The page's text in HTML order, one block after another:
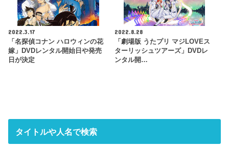
2022.3.17
「名探偵コナン ハロウィンの花
嫁」DVDレンタル開始日や発売
日が決定
2022.8.28
「劇場版 うたプリ マジLOVEス
ターリッシュツアーズ」DVDレ
ンタル開…
タイトルや人名で検索